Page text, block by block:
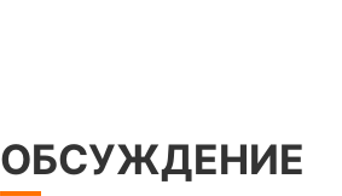
ОБСУЖДЕНИЕ